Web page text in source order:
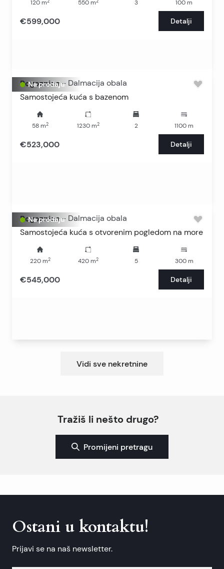
120 m 550m 3 100 m
€599,000 Detalji
Na prodaju
Rogoznica - Dalmacija obala
Samostojeća kuća s bazenom
58m2 1230m2 2 1100 m
€523,000 Detalji
Na prodaju
Rogoznica - Dalmacija obala
Samostojeća kuća s otvorenim pogledom na more
220m2 420m2 5 300m
€545,000 Detalji
Vidi sve nekretnine
Tražiš li nešto drugo?
Promijeni pretragu
Ostani u kontaktu!
Prijavi se na naš newsletter.